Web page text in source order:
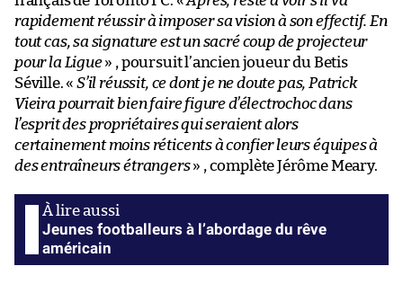
rapidement réussir à imposer sa vision à son effectif. En
tout cas, sa signature est un sacré coup de projecteur
pour la Ligue» , poursuit l’ancien joueur du Betis
Séville. «S’il réussit, ce dont je ne doute pas, Patrick
Vieira pourrait bien faire figure d’électrochoc dans
l’esprit des propriétaires qui seraient alors
certainement moins réticents à confier leurs équipes à
des entraîneurs étrangers» , complète Jérôme Meary.
Jeunes footballeurs à l’abordage du rêve
américain